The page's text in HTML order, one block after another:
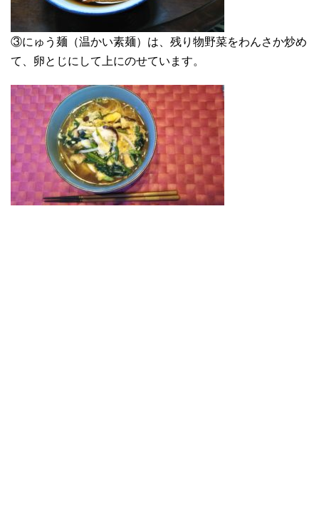
③にゅう麺（温かい素麺）は、残り物野菜をわんさか炒め
て、卵とじにして上にのせています。